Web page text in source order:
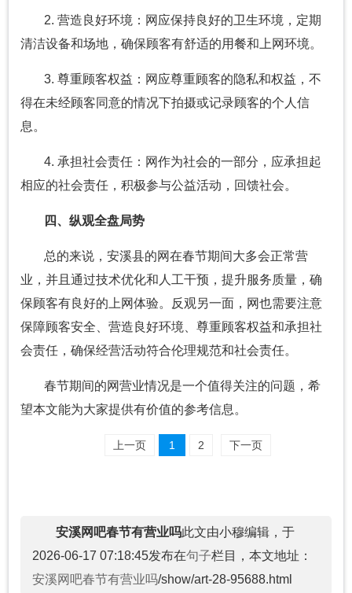
2. 营造良好环境：网应保持良好的卫生环境，定期
清洁设备和场地，确保顾客有舒适的用餐和上网环境。
3. 尊重顾客权益：网应尊重顾客的隐私和权益，不
得在未经顾客同意的情况下拍摄或记录顾客的个人信
息。
4. 承担社会责任：网作为社会的一部分，应承担起
相应的社会责任，积极参与公益活动，回馈社会。
四、纵观全盘局势
总的来说，安溪县的网在春节期间大多会正常营
业，并且通过技术优化和人工干预，提升服务质量，确
保顾客有良好的上网体验。反观另一面，网也需要注意
保障顾客安全、营造良好环境、尊重顾客权益和承担社
会责任，确保经营活动符合伦理规范和社会责任。
春节期间的网营业情况是一个值得关注的问题，希
望本文能为大家提供有价值的参考信息。
上一页 1 2 下一页
安溪网吧春节有营业吗此文由小穆编辑，于
2026-06-17 07:18:45发布在句子栏目，本文地址：
安溪网吧春节有营业吗/show/art-28-95688.html